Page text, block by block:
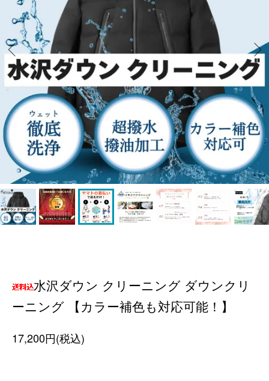
水沢ダウン クリーニング ダウンクリ
ーニング 【カラー補色も対応可能！】
17,200円(税込)